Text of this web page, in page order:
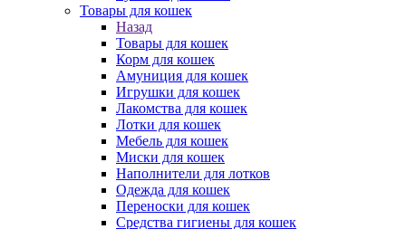
Товары для кошек
Назад
Товары для кошек
Корм для кошек
Амуниция для кошек
Игрушки для кошек
Лакомства для кошек
Лотки для кошек
Мебель для кошек
Миски для кошек
Наполнители для лотков
Одежда для кошек
Переноски для кошек
Средства гигиены для кошек